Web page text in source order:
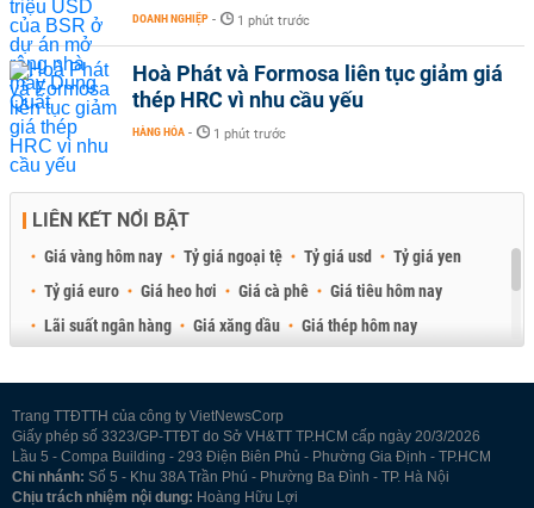
DOANH NGHIỆP - 1 phút trước
Hoà Phát và Formosa liên tục giảm giá
thép HRC vì nhu cầu yếu
HÀNG HÓA - 1 phút trước
LIÊN KẾT NỔI BẬT
Giá vàng hôm nay Tỷ giá ngoại tệ Tỷ giá usd
Tỷ giá yen
Tỷ giá euro
Giá heo hơi Giá cà phê
Giá tiêu hôm nay
Lãi suất ngân hàng
Giá xăng dầu
Giá thép hôm nay
Trang TTĐTTH của công ty VietNewsCorp
Giấy phép số 3323/GP-TTĐT do Sở VH&TT TP.HCM cấp ngày 20/3/2026
Lầu 5 - Compa Building - 293 Điện Biên Phủ - Phường Gia Định - TP.HCM
Chi nhánh: Số 5 - Khu 38A Trần Phú - Phường Ba Đình - TP. Hà Nội
Chịu trách nhiệm nội dung: Hoàng Hữu Lợi